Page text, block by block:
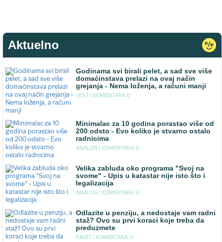
Aktuelno
Godinama svi birali pelet, a sad sve više
domaćinstava prelazi na ovaj način
grejanja - Nema loženja, a računi manji
VEST | KOMENTARA: 0
Minimalac za 10 godina porastao više od
200 odsto - Evo koliko je stvarno ostalo
radnicima
ANALIZA | KOMENTARA: 0
Velika zabluda oko programa "Svoj na
svome" - Upis u katastar nije isto što i
legalizacija
ANALIZA | KOMENTARA: 0
Odlazite u penziju, a nedostaje vam radni
staž? Ovo su prvi koraci koje treba da
preduzmete
SAVET | KOMENTARA: 0